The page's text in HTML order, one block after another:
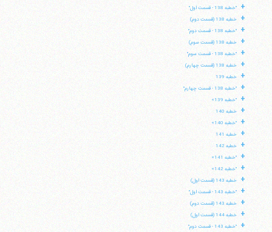
+ "خطبه 138 - قسمت اول"
+ خطبه 138 (قسمت دوم)
+ "خطبه 138 - قسمت دوم"
+ خطبه 138 (قسمت سوم)
+ "خطبه 138 - قسمت سوم"
+ خطبه 138 (قسمت چهارم)
+ خطبه 139
+ "خطبه 138 - قسمت چهارم"
+ "خطبه 139»
+ خطبه 140
+ "خطبه 140»
+ خطبه 141
+ خطبه 142
+ "خطبه 141»
+ "خطبه 142»
+ خطبه 143 (قسمت اول)
+ "خطبه 143 - قسمت اول"
+ خطبه 143 (قسمت دوم)
+ خطبه 144 (قسمت اول)
+ "خطبه 143 - قسمت دوم"